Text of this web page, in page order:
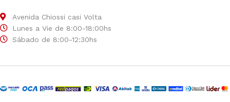
Avenida Chiossi casi Volta
Lunes a Vie de 8:00-18:00hs
Sábado de 8:00-12:30hs